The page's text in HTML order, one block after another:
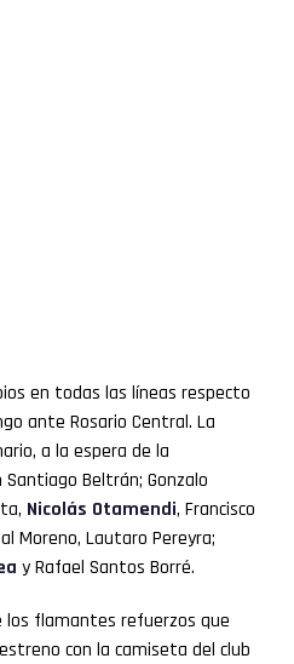
en todas las líneas respecto
ante Rosario Central. La
a la espera de la
Beltrán; Gonzalo
Nicolás Otamendi, Francisco
Moreno, Lautaro Pereyra;
y Rafael Santos Borré.
los flamantes refuerzos que
con la camiseta del club